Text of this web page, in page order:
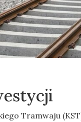
Tramwaju